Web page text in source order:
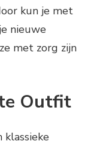
kun je met
nieuwe
met zorg zijn
Outfit
klassieke